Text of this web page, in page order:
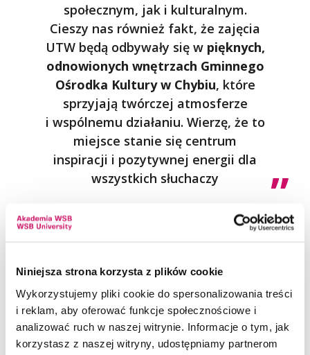
Niniejsza strona korzysta z plików cookie
Wykorzystujemy pliki cookie do spersonalizowania treści
i reklam, aby oferować funkcje społecznościowe i
analizować ruch w naszej witrynie. Informacje o tym, jak
korzystasz z naszej witryny, udostępniamy partnerom
społecznym, jak i kulturalnym.
Cieszy nas również fakt, że zajęcia
UTW będą odbywały się w pięknych,
odnowionych wnętrzach Gminnego
Ośrodka Kultury w Chybiu, które
sprzyjają twórczej atmosferze
i wspólnemu działaniu. Wierzę, że to
miejsce stanie się centrum
inspiracji i pozytywnej energii dla
wszystkich słuchaczy
– powiedziała
dr Edyta Nowak-Żółty,
Dziekan Wydziału w Cieszynie
Idea i historia Uniwersytetów
Trzeciego Wieku Akademii WSB